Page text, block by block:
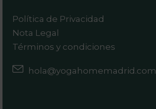
Política de Privacidad
Nota Legal
Términos y condiciones
hola@yogahomemadrid.com